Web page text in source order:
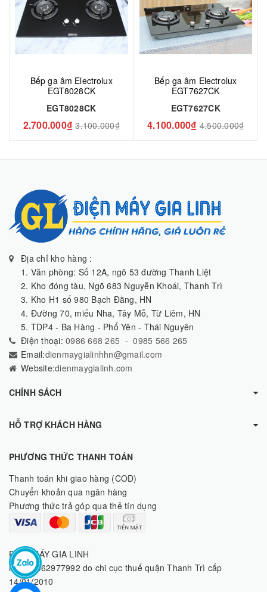
Bếp ga âm Electrolux
EGT8028CK
EGT8028CK
2.700.000₫ 3.100.000₫
Bếp ga âm Electrolux
EGT7627CK
EGT7627CK
4.100.000₫ 4.500.000₫
Địa chỉ kho hàng :
1. Văn phòng: Số 12A, ngõ 53 đường Thanh Liệt
2. Kho đóng tàu, Ngõ 683 Nguyễn Khoái, Thanh Trì
3. Kho H1 số 980 Bạch Đằng, HN
4. Đường 70, miếu Nha, Tây Mỗ, Từ Liêm, HN
5. TDP4 - Ba Hàng - Phổ Yên - Thái Nguyên
Điện thoại: 0986 668 265 -0985 566 265
Email:dienmaygialinhhn@gmail.com
Website:dienmaygialinh.com
CHÍNH SÁCH
HỖ TRỢ KHÁCH HÀNG
PHƯƠNG THỨC THANH TOÁN
Thanh toán khi giao hàng (COD)
Chuyển khoản qua ngân hàng
Phương thức trả góp qua thẻ tín dụng
ĐIỆN MÁY GIA LINH
MST: 8062977992 do chi cục thuế quận Thanh Trì cấp
14/01/2010